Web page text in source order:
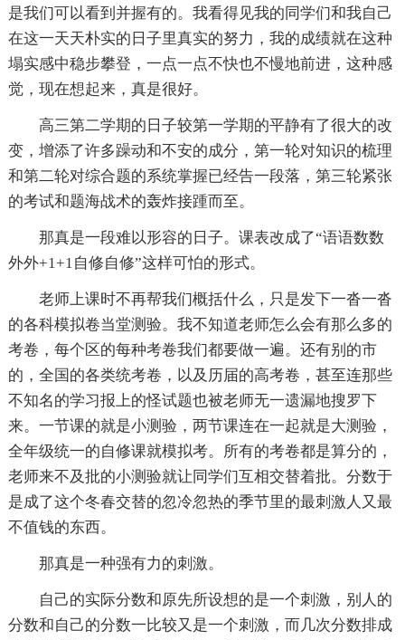
是我们可以看到并握有的。我看得见我的同学们和我自己
在这一天天朴实的日子里真实的努力，我的成绩就在这种
塌实感中稳步攀登，一点一点不快也不慢地前进，这种感
觉，现在想起来，真是很好。
高三第二学期的日子较第一学期的平静有了很大的改
变，增添了许多躁动和不安的成分，第一轮对知识的梳理
和第二轮对综合题的系统掌握已经告一段落，第三轮紧张
的考试和题海战术的轰炸接踵而至。
那真是一段难以形容的日子。课表改成了“语语数数
外外+1+1自修自修”这样可怕的形式。
老师上课时不再帮我们概括什么，只是发下一沓一沓
的各科模拟卷当堂测验。我不知道老师怎么会有那么多的
考卷，每个区的每种考卷我们都要做一遍。还有别的市
的，全国的各类统考卷，以及历届的高考卷，甚至连那些
不知名的学习报上的怪试题也被老师无一遗漏地搜罗下
来。一节课的就是小测验，两节课连在一起就是大测验，
全年级统一的自修课就模拟考。所有的考卷都是算分的，
老师来不及批的小测验就让同学们互相交替着批。分数于
是成了这个冬春交替的忽冷忽热的季节里的最刺激人又最
不值钱的东西。
那真是一种强有力的刺激。
自己的实际分数和原先所设想的是一个刺激，别人的
分数和自己的分数一比较又是一个刺激，而几次分数排成